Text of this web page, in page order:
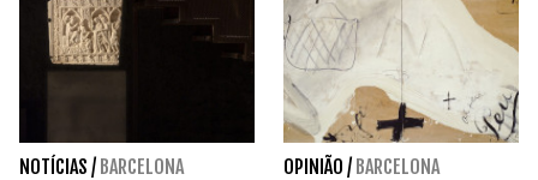
NOTÍCIAS / BARCELONA OPINIÃO / BARCELONA